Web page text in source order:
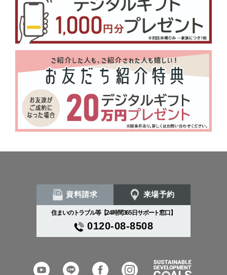
資料請求 来場予約
住まいのトラブル等【24時間365日サポート窓口】
0120-08-8508